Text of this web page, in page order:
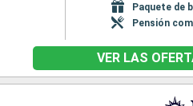
Paquete de
Pensión
VER LAS